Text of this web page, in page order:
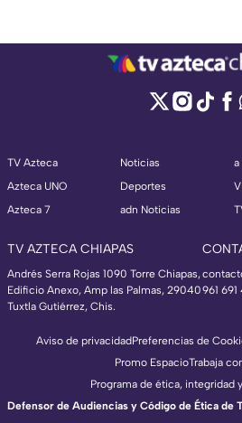
TV Azteca
Azteca UNO
Azteca 7
Noticias
Deportes
adn Noticias
a
TV AZTECA CHIAPAS
Andrés Serra Rojas 1090 Torre Chiapas,
Edificio Anexo, Amp las Palmas, 29040
Tuxtla Gutiérrez, Chis.
961
Aviso de privacidadPreferencias de
Promo EspacioTrabaja
Programa de ética, integridad
Defensor de Audiencias y Código de Ética de